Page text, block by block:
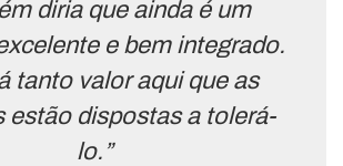
diria que ainda é um
e bem integrado.
tanto valor aqui que as
estão dispostas a tolerá-
lo.”